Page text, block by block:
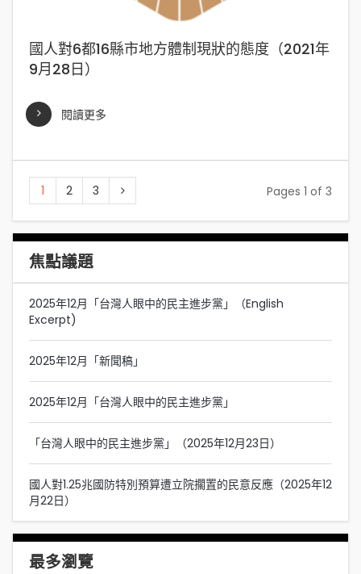
國人對6都16縣市地方體制現狀的態度（2021年
9月28日）
閱讀更多
Pages 1 of 3
1 2 3
焦點議題
2025年12月「台灣人眼中的民主進步黨」（English
Excerpt)
2025年12月「新聞稿」
2025年12月「台灣人眼中的民主進步黨」
「台灣人眼中的民主進步黨」（2025年12月23日）
國人對1.25兆國防特別預算遭立院擱置的民意反應（2025年12
月22日）
最多瀏覽